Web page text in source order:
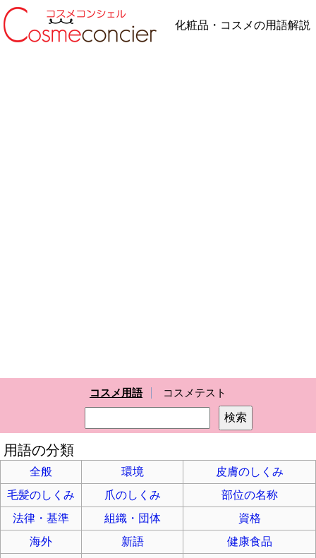
化粧品・コスメの用語解説
コスメ用語 コスメテスト
用語の分類
全般 環境
皮膚のしくみ
毛髪のしくみ
爪のしくみ
部位の名称
法律・基準
組織・団体
資格
海外
新語
健康食品